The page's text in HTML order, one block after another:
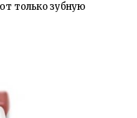
только зубную